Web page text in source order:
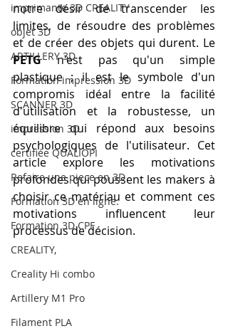
imprimante 3D CREALITY
objet 3D
ARTILLERY 3D
Formation impression 3D
SCANNER 3D
impression 3D
certifiée QUALIOPI
Refaire une piece en 3D
Formation 3D en ligne.
Formation 3D CPF
CREALITY,
Creality Hi combo
Artillery M1 Pro
Filament PLA
notre désir de transcender les
limites, de résoudre des problèmes
PETG n'est pas qu'un simple
plastique ; il est le symbole d'un
compromis idéal entre la facilité
d'utilisation et la robustesse, un
équilibre qui répond aux besoins
psychologiques de l'utilisateur. Cet
article explore les motivations
profondes qui poussent les makers à
choisir ce matériau et comment ces
motivations influencent leur
processus de décision.